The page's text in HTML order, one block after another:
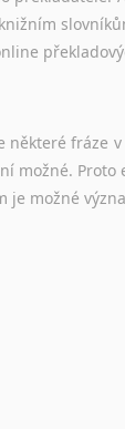
některé fráze
možné. Proto